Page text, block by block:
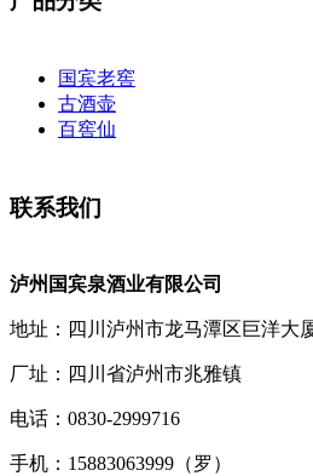
国宾老窖
古酒壶
百窖仙
联系我们
泸州国宾泉酒业有限公司
地址：四川泸州市龙马潭区巨洋大
厂址：四川省泸州市兆雅镇
电话：0830-2999716
手机：15883063999（罗）